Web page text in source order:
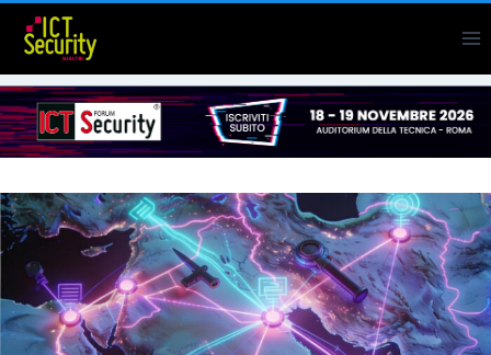
Salta
contenuto